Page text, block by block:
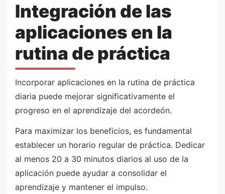
Integración de las
aplicaciones en la
rutina de práctica
Incorporar aplicaciones en la rutina de práctica
diaria puede mejorar significativamente el
progreso en el aprendizaje del acordeón.
Para maximizar los beneficios, es fundamental
establecer un horario regular de práctica. Dedicar
al menos 20 a 30 minutos diarios al uso de la
aplicación puede ayudar a consolidar el
aprendizaje y mantener el impulso.